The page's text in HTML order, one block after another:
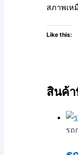
สภาพเห
Like this:
สินค้า
รถ